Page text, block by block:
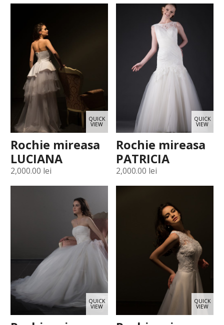
QUICK
VIEW
Rochie mireasa
LUCIANA
2,000.00 lei
QUICK
VIEW
Rochie mireasa
PATRICIA
2,000.00 lei
QUICK
VIEW
QUICK
VIEW